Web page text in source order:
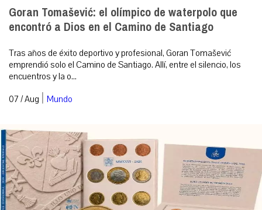
Goran Tomašević: el olímpico de waterpolo que
encontró a Dios en el Camino de Santiago
Tras años de éxito deportivo y profesional, Goran Tomašević
emprendió solo el Camino de Santiago. Allí, entre el silencio, los
encuentros y la o...
07 / Aug | Mundo